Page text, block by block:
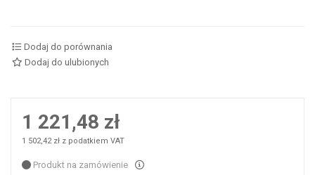
Dodaj do porównania
Dodaj do ulubionych
1 221,48 zł
1 502,42 zł z podatkiem VAT
Produkt na zamówienie